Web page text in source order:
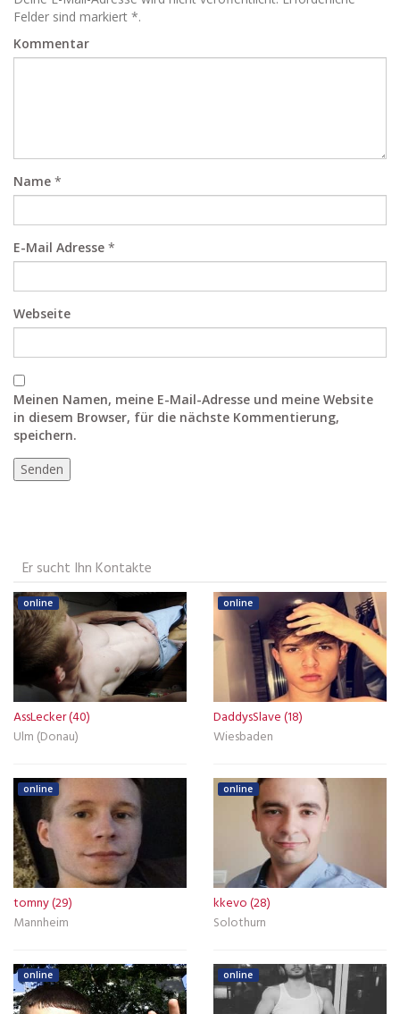
Felder sind markiert *.
Kommentar
Name *
E-Mail Adresse *
Webseite
Meinen Namen, meine E-Mail-Adresse und meine Website
in diesem Browser, für die nächste Kommentierung,
speichern.
Er sucht Ihn Kontakte
online
AssLecker (40)
Ulm (Donau)
online
DaddysSlave (18)
Wiesbaden
online
tomny (29)
Mannheim
online
kkevo (28)
Solothurn
online online